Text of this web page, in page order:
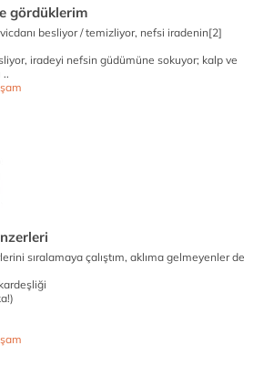
gördüklerim
besliyor / temizliyor, nefsi iradenin[2]
iradeyi nefsin güdümüne sokuyor; kalp ve
..
sıralamaya çalıştım, aklıma gelmeyenler de